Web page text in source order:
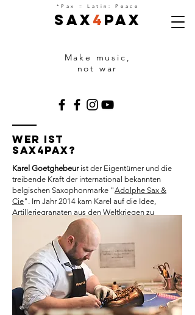
Sax 4 Pax
*Pax = Latin: Peace
Make music,
not war
Wer ist
Sax4Pax?
Karel Goetghebeur ist der Eigentümer und die
treibende Kraft der international bekannten
belgischen Saxophonmarke "Adolphe Sax &
Cie". Im Jahr 2014 kam Karel auf die Idee,
Artilleriegranaten aus den Weltkriegen zu
recyceln und zu Saxophonen zu verarbeiten.